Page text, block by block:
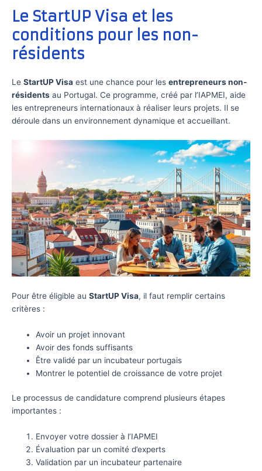
Le StartUP Visa et les
conditions pour les non-
résidents
Le StartUP Visa est une chance pour les entrepreneurs non-
résidents au Portugal. Ce programme, créé par l’IAPMEI, aide
les entrepreneurs internationaux à réaliser leurs projets. Il se
déroule dans un environnement dynamique et accueillant.
Pour être éligible au StartUP Visa, il faut remplir certains
critères :
Avoir un projet innovant
Avoir des fonds suffisants
Être validé par un incubateur portugais
Montrer le potentiel de croissance de votre projet
Le processus de candidature comprend plusieurs étapes
importantes :
Envoyer votre dossier à l’IAPMEI
Évaluation par un comité d’experts
Validation par un incubateur partenaire